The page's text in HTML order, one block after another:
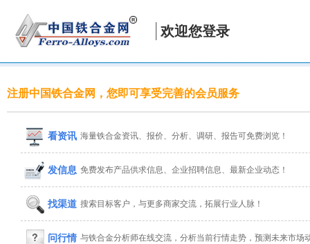
欢迎您登录
注册中国铁合金网，您即可享受完善的会员服务
看资讯 海量铁合金资讯、报价、分析、调研、报告可免费浏览！
发信息 免费发布产品供求信息、企业招聘信息、最新企业动态！
找渠道 搜索目标客户，与更多商家交流，拓展行业人脉！
问行情 与铁合金分析师在线交流，分析当前行情走势，预测未来市场